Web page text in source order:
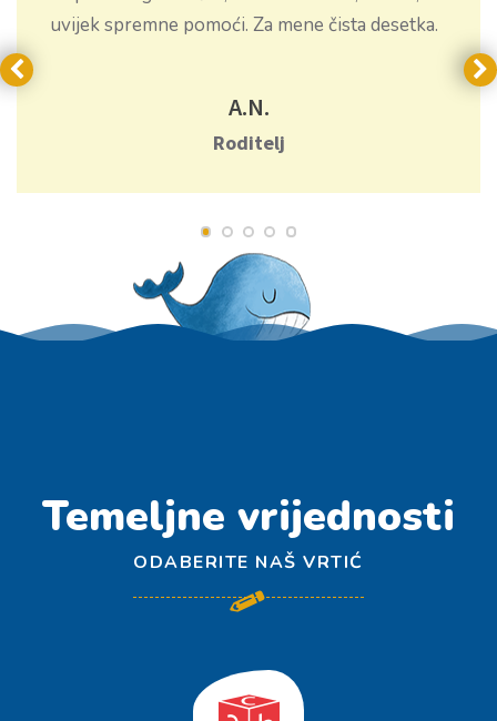
uvijek spremne pomoći. Za mene čista desetka.
A.N.
Roditelj
Temeljne vrijednosti
ODABERITE NAŠ VRTIĆ